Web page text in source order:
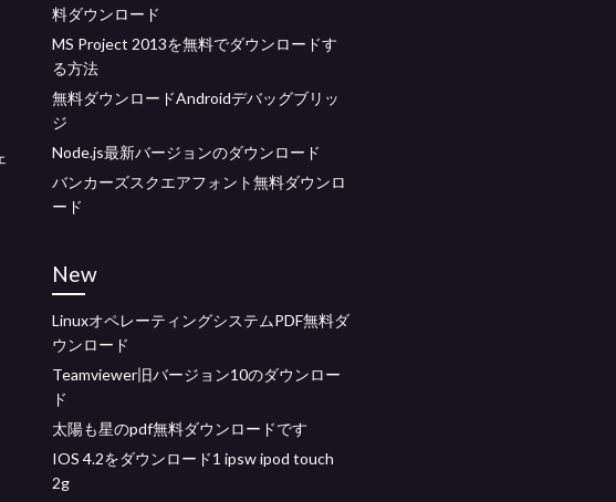
料ダウンロード
MS Project 2013を無料でダウンロードす
る方法
無料ダウンロードAndroidデバッグブリッ
ジ
Node.js最新バージョンのダウンロード
バンカーズスクエアフォント無料ダウンロ
ード
New
LinuxオペレーティングシステムPDF無料ダ
ウンロード
Teamviewer旧バージョン10のダウンロー
ド
太陽も星のpdf無料ダウンロードです
IOS 4.2をダウンロード1 ipsw ipod touch
2g